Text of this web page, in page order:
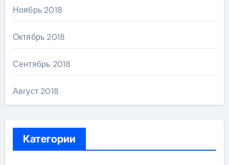
Ноябрь 2018
Октябрь 2018
Сентябрь 2018
Август 2018
Категории